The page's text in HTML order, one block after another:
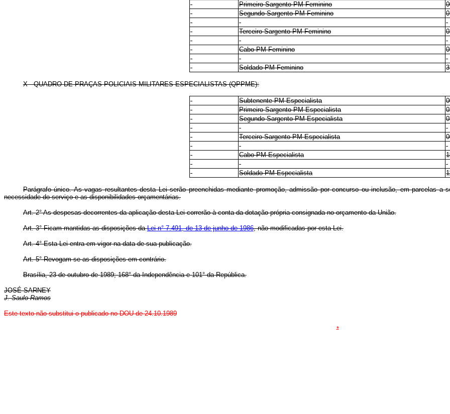
Primeiro-Sargento PM Feminino
Segundo-Sargento PM Feminino
Terceiro-Sargento PM Feminino
Cabo PM Feminino
Soldado PM Feminino
X - QUADRO DE PRAÇASPOLICIAIS-MILITARES ESPECIALISTAS (QPPME):
Subtenente PM Especialista
Primeiro-Sargento PM Especialista
Segundo-Sargento PM Especialista
Terceiro-Sargento PM Especialista
Cabo PM Especialista
Soldado PM Especialista
Parágrafo único. As vagas resultantes desta Lei serão preenchidas mediante promoção, admissão por concurso ou inclusão, em parcelas a
necessidade do serviço e as disponibilidades orçamentárias.
Art.2° As despesas decorrentes da aplicação desta Lei correrão à conta da dotação própria consignada no orçamento da União.
Art.3° Ficam mantidas as disposições daLei n° 7.491, de 13 de junho de 1986, não modificadas por esta Lei.
Art.4° Esta Lei entra em vigor na data de sua publicação.
Art.5° Revogam-se as disposições em contrário.
Brasília, 23 de outubro de 1989; 168° da Independência e 101° da República.
JOSÉ SARNEY
J. Saulo Ramos
Este texto não substitui o publicado no DOU de 24.10.1989
*